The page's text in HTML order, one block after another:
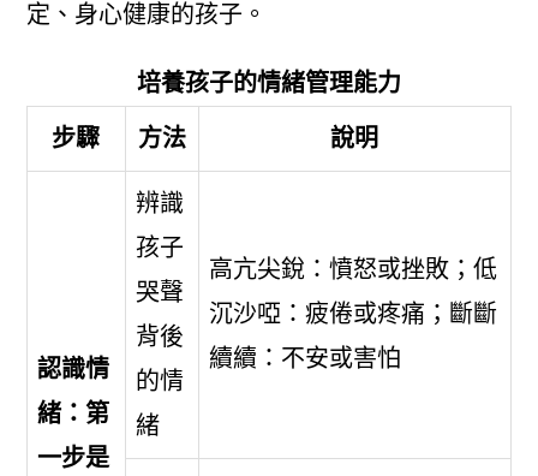
定、身心健康的孩子。
培養孩子的情緒管理能力
步驟 方法 說明
認識情
緒：第
一步是
辨識
孩子
哭聲
背後
的情
緒
高亢尖銳：憤怒或挫敗；低
沉沙啞：疲倦或疼痛；斷斷
續續：不安或害怕